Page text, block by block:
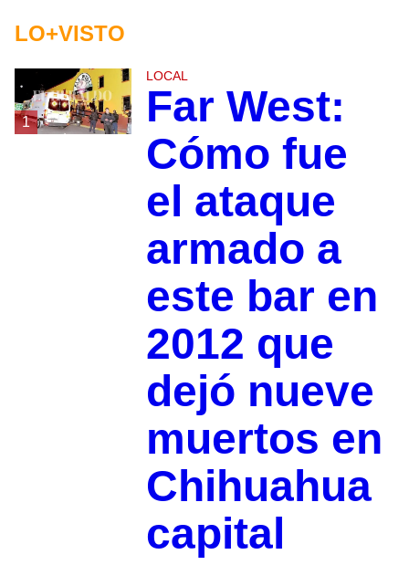
LO+VISTO
1
LOCAL
Far West:
Cómo fue
el ataque
armado a
este bar en
2012 que
dejó nueve
muertos en
Chihuahua
capital